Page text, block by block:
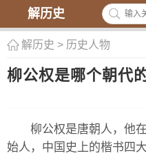
解历史
解历史 > 历史人物
柳公权是哪个朝代
柳公权是唐朝人，他
始人，中国史上的楷书四